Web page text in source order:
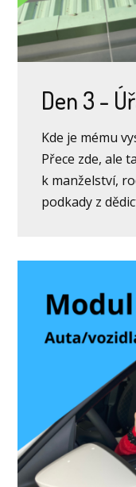
Den 3 -
Kde je mému
Přece zde, ale
k manželství,
podkady z